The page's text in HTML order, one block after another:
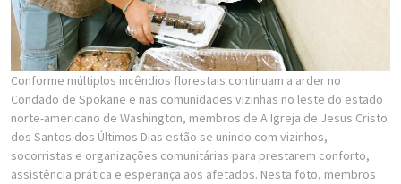
Conforme múltiplos incêndios florestais continuam a arder no
Condado de Spokane e nas comunidades vizinhas no leste do estado
norte-americano de Washington, membros de A Igreja de Jesus Cristo
dos Santos dos Últimos Dias estão se unindo com vizinhos,
socorristas e organizações comunitárias para prestarem conforto,
assistência prática e esperança aos afetados. Nesta foto, membros